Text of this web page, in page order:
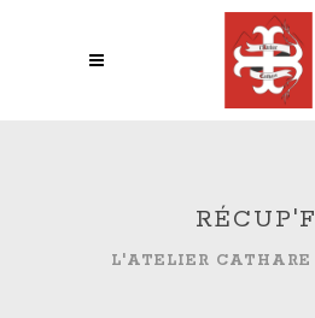
L'ATELIER CATHARE